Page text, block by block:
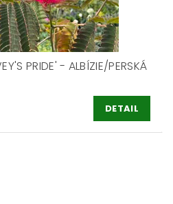
PRIDE' - ALBÍZIE/PERSKÁ
DETAIL